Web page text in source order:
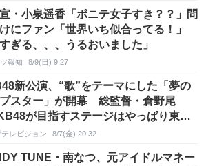
・小泉遥香「ポニテ女子すき？？」問
にファン「世界いち似合ってる！」
すぎる、、、うるおいました」
報知 8/9(日) 9:27
新公演、“歌”をテーマにした「夢の
スター」が開幕 総監督・倉野尾
が目指すステージはやっぱり東京
」
テレビジョン 8/7(金) 20:32
TUNE・南なつ、元アイドルマネー